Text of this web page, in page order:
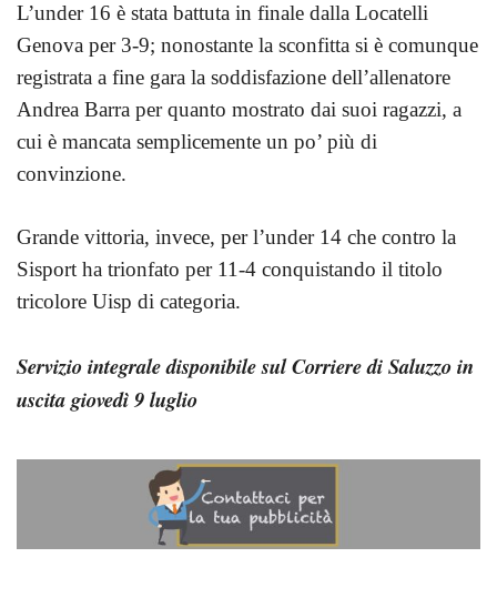
L’under 16 è stata battuta in finale dalla Locatelli
Genova per 3-9; nonostante la sconfitta si è comunque
registrata a fine gara la soddisfazione dell’allenatore
Andrea Barra per quanto mostrato dai suoi ragazzi, a
cui è mancata semplicemente un po’ più di
convinzione.
Grande vittoria, invece, per l’under 14 che contro la
Sisport ha trionfato per 11-4 conquistando il titolo
tricolore Uisp di categoria.
Servizio integrale disponibile sul Corriere di Saluzzo in
uscita giovedì 9 luglio